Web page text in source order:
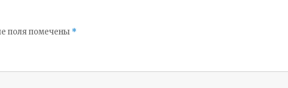
поля помечены *